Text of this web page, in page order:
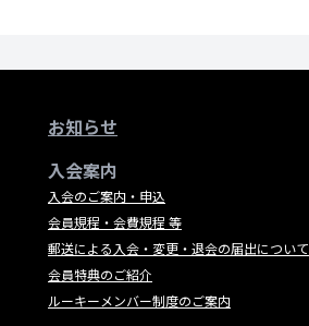
お知らせ
入会案内
入会のご案内・申込
会員規程・会費規程 等
郵送による入会・変更・退会の届出について
会員特典のご紹介
ルーキーメンバー制度のご案内